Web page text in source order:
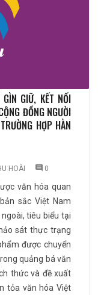
GIỮ, KẾT NỐI
ĐỒNG NGƯỜI
HỢP HÀN
HOÀI
0
văn hóa quan
sắc Việt Nam
tiêu biểu tại
sát thực trạng
được chuyển
quảng bá văn
thức và đề xuất
tỏa văn hóa Việt